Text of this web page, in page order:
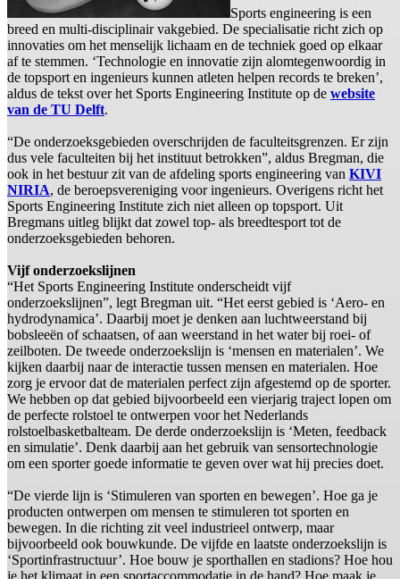
Sports engineering is een
breed en multi-disciplinair vakgebied. De specialisatie richt zich op
innovaties om het menselijk lichaam en de techniek goed op elkaar
af te stemmen. ‘Technologie en innovatie zijn alomtegenwoordig in
de topsport en ingenieurs kunnen atleten helpen records te breken’,
aldus de tekst over het Sports Engineering Institute op de website
van de TU Delft.
“De onderzoeksgebieden overschrijden de faculteitsgrenzen. Er zijn
dus vele faculteiten bij het instituut betrokken”, aldus Bregman, die
ook in het bestuur zit van de afdeling sports engineering van KIVI
NIRIA, de beroepsvereniging voor ingenieurs. Overigens richt het
Sports Engineering Institute zich niet alleen op topsport. Uit
Bregmans uitleg blijkt dat zowel top- als breedtesport tot de
onderzoeksgebieden behoren.
Vijf onderzoekslijnen
“Het Sports Engineering Institute onderscheidt vijf
onderzoekslijnen”, legt Bregman uit. “Het eerst gebied is ‘Aero- en
hydrodynamica’. Daarbij moet je denken aan luchtweerstand bij
bobsleeën of schaatsen, of aan weerstand in het water bij roei- of
zeilboten. De tweede onderzoekslijn is ‘mensen en materialen’. We
kijken daarbij naar de interactie tussen mensen en materialen. Hoe
zorg je ervoor dat de materialen perfect zijn afgestemd op de sporter.
We hebben op dat gebied bijvoorbeeld een vierjarig traject lopen om
de perfecte rolstoel te ontwerpen voor het Nederlands
rolstoelbasketbalteam. De derde onderzoekslijn is ‘Meten, feedback
en simulatie’. Denk daarbij aan het gebruik van sensortechnologie
om een sporter goede informatie te geven over wat hij precies doet.
“De vierde lijn is ‘Stimuleren van sporten en bewegen’. Hoe ga je
producten ontwerpen om mensen te stimuleren tot sporten en
bewegen. In die richting zit veel industrieel ontwerp, maar
bijvoorbeeld ook bouwkunde. De vijfde en laatste onderzoekslijn is
‘Sportinfrastructuur’. Hoe bouw je sporthallen en stadions? Hoe hou